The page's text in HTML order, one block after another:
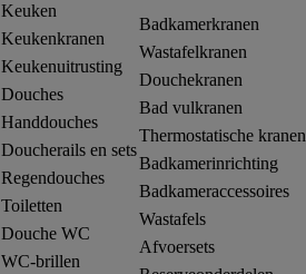
Keuken
Keukenkranen
Keukenuitrusting
Douches
Handdouches
Doucherails en sets
Regendouches
Toiletten
Douche WC
WC-brillen
Badkamerkranen
Wastafelkranen
Douchekranen
Bad vulkranen
Thermostatische kranen
Badkamerinrichting
Badkameraccessoires
Wastafels
Afvoersets